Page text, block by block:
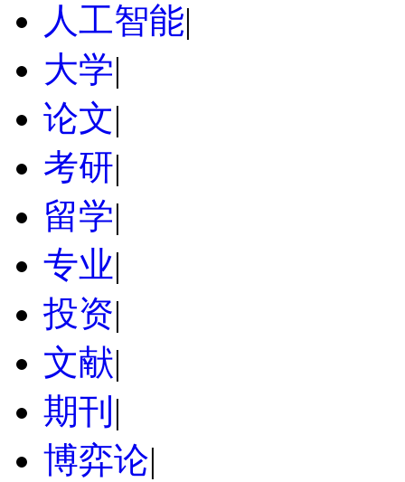
人工智能|
大学|
论文|
考研|
留学|
专业|
投资|
文献|
期刊 |
博弈论|